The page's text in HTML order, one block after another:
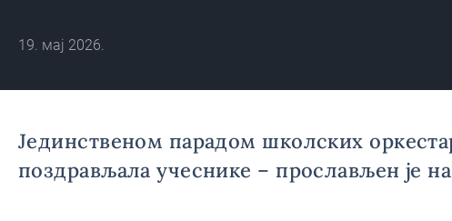
19. мај 2026.
Јединственом парадом школских
поздрављала учеснике – прослављен је